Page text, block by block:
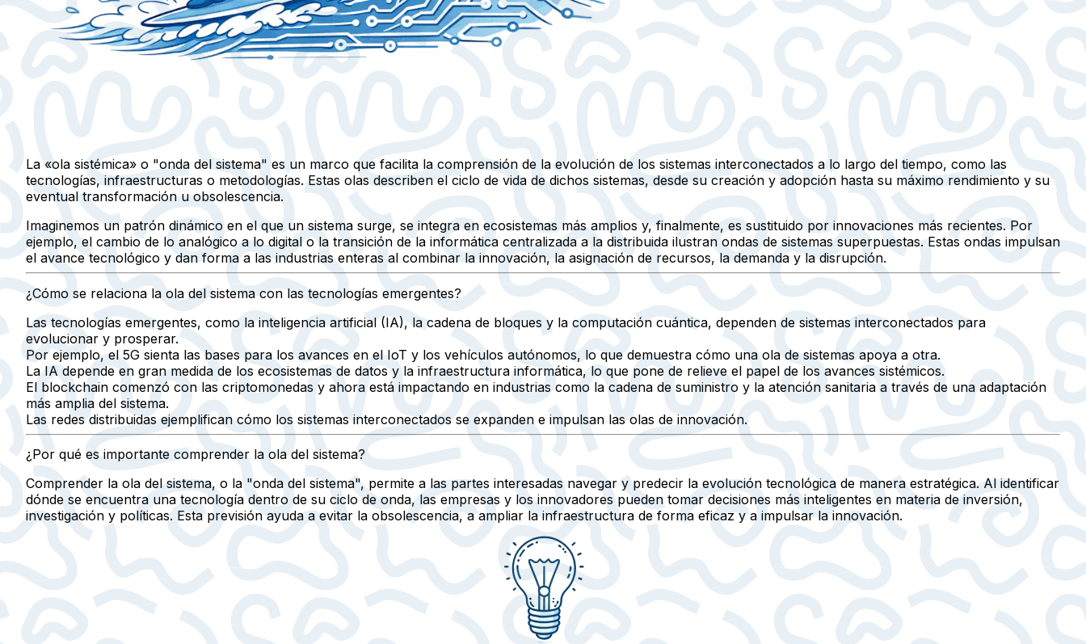
La «ola sistémica» o "onda del sistema" es un marco que facilita la comprensión de la evolución de los sistemas interconectados a lo largo del tiempo, como las
tecnologías, infraestructuras o metodologías. Estas olas describen el ciclo de vida de dichos sistemas, desde su creación y adopción hasta su máximo rendimiento y su
eventual transformación u obsolescencia.
Imaginemos un patrón dinámico en el que un sistema surge, se integra en ecosistemas más amplios y, finalmente, es sustituido por innovaciones más recientes. Por
ejemplo, el cambio de lo analógico a lo digital o la transición de la informática centralizada a la distribuida ilustran ondas de sistemas superpuestas. Estas ondas impulsan
el avance tecnológico y dan forma a las industrias enteras al combinar la innovación, la asignación de recursos, la demanda y la disrupción.
¿Cómo se relaciona la ola del sistema con las tecnologías emergentes?
Las tecnologías emergentes, como la inteligencia artificial (IA), la cadena de bloques y la computación cuántica, dependen de sistemas interconectados para
evolucionar y prosperar.
Por ejemplo, el 5G sienta las bases para los avances en el IoT y los vehículos autónomos, lo que demuestra cómo una ola de sistemas apoya a otra.
La IA depende en gran medida de los ecosistemas de datos y la infraestructura informática, lo que pone de relieve el papel de los avances sistémicos.
El blockchain comenzó con las criptomonedas y ahora está impactando en industrias como la cadena de suministro y la atención sanitaria a través de una adaptación
más amplia del sistema.
Las redes distribuidas ejemplifican cómo los sistemas interconectados se expanden e impulsan las olas de innovación.
¿Por qué es importante comprender la ola del sistema?
Comprender la ola del sistema, o la "onda del sistema", permite a las partes interesadas navegar y predecir la evolución tecnológica de manera estratégica. Al identificar
dónde se encuentra una tecnología dentro de su ciclo de onda, las empresas y los innovadores pueden tomar decisiones más inteligentes en materia de inversión,
investigación y políticas. Esta previsión ayuda a evitar la obsolescencia, a ampliar la infraestructura de forma eficaz y a impulsar la innovación.